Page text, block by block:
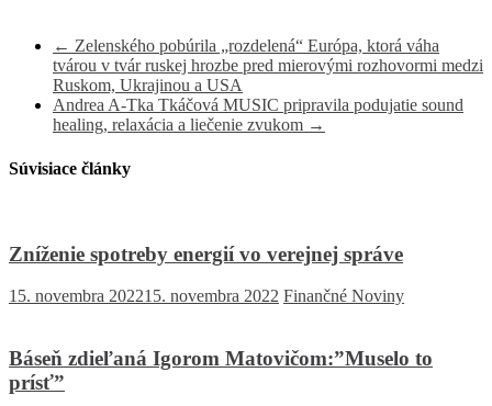
← Zelenského pobúrila „rozdelená“ Európa, ktorá váha
tvárou v tvár ruskej hrozbe pred mierovými rozhovormi medzi
Ruskom, Ukrajinou a USA
Andrea A-Tka Tkáčová MUSIC pripravila podujatie sound
healing, relaxácia a liečenie zvukom →
Súvisiace články
Zníženie spotreby energií vo verejnej správe
15. novembra 202215. novembra 2022 Finančné Noviny
Báseň zdieľaná Igorom Matovičom:”Muselo to
prísť”